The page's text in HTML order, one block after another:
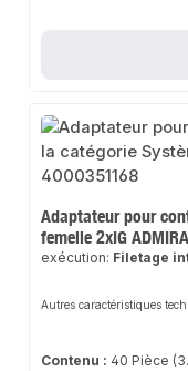
Adaptateur pour
femelle 2xIG
exécution: Filetage
Autres caractéristiques
Contenu : 40 Pièce